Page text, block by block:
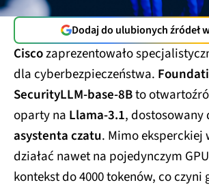
Dodaj do ulubionych źródeł
Ciscozaprezentowało
dla cyberbezpieczeństwa.
SecurityLLM-base-8Bto
oparty na Llama-3.1,
asystenta czatu. Mimo eksperckiej
działać nawet na pojedynczym
kontekst do 4000 tokenów, co czyni